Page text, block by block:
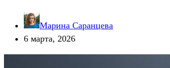
Марина Саранцева
6 марта, 2026